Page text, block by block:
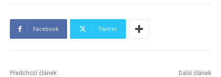
Facebook Twitter
Předchozí článek Další článek